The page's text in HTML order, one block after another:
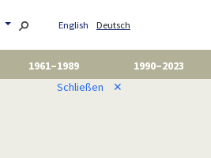
English Deutsch
1961–1989
1990–2023
Schließen ✕